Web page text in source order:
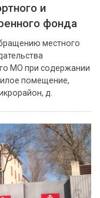
и
фонда
местного
МО при содержании
помещение,
д.